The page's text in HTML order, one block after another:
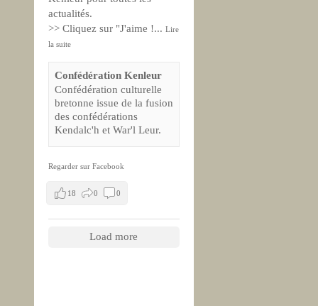
actualités.
>> Cliquez sur "J'aime !... Lire
la suite
Confédération Kenleur
Confédération culturelle
bretonne issue de la fusion
des confédérations
Kendalc'h et War'l Leur.
Regarder sur Facebook
18 0 0
Load more